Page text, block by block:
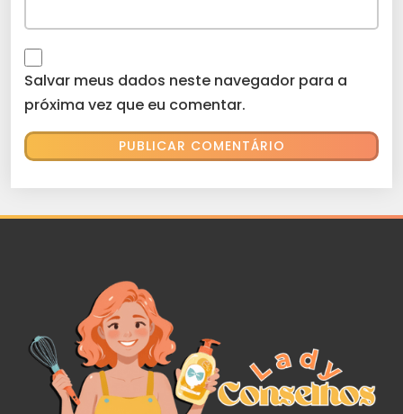
Salvar meus dados neste navegador para a
próxima vez que eu comentar.